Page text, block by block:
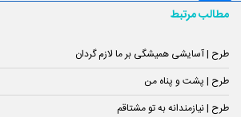
مطالب مرتبط
طرح | آسایشی همیشگی بر ما لازم گردان
طرح | پشت و پناه من
طرح | نیازمندانه به تو مشتاقم